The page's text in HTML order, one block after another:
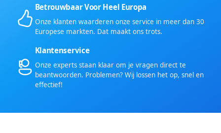
Betrouwbaar Voor Heel Europa
Onze klanten waarderen onze service in meer dan 30
Europese markten. Dat maakt ons trots.
Klantenservice
Onze experts staan klaar om je vragen direct te
beantwoorden. Problemen? Wij lossen het op, snel en
effectief!